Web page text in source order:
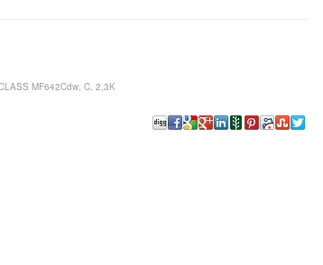
MF642Cdw, C, 2,3K